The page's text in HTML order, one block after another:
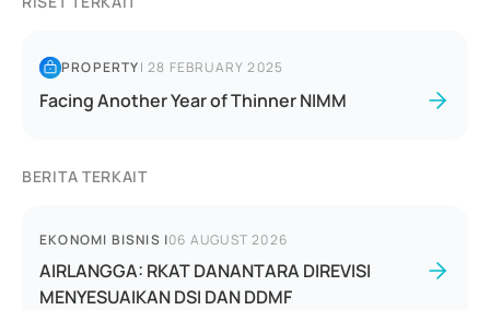
PROPERTY|28 FEBRUARY 2025
Facing Another Year of Thinner NIMM
BERITA TERKAIT
EKONOMI BISNIS |06 AUGUST 2026
AIRLANGGA: RKAT DANANTARA DIREVISI
MENYESUAIKAN DSI DAN DDMF